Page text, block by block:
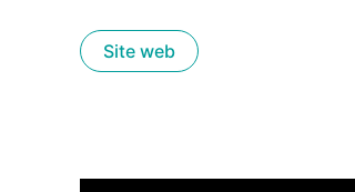
Site web